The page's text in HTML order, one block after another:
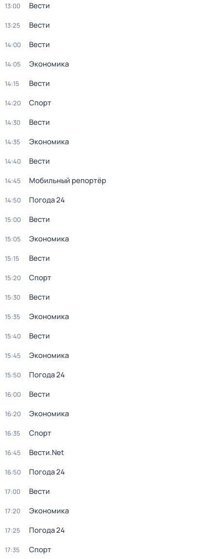
13:00 Вести
13:25 Вести
14:00 Вести
14:05 Экономика
14:15 Вести
14:20 Спорт
14:30 Вести
14:35 Экономика
14:40 Вести
14:45 Мобильный репортёр
14:50 Погода 24
15:00 Вести
15:05 Экономика
15:15 Вести
15:20 Спорт
15:30 Вести
15:35 Экономика
15:40 Вести
15:45 Экономика
15:50 Погода 24
16:00 Вести
16:20 Экономика
16:35 Спорт
16:45 Вести.Net
16:50 Погода 24
17:00 Вести
17:20 Экономика
17:25 Погода 24
17:35 Спорт